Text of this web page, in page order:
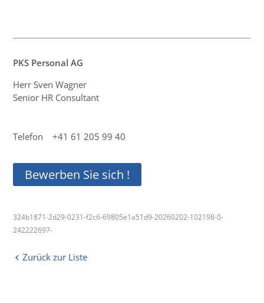
PKS Personal AG
Herr Sven Wagner
Senior HR Consultant
Telefon +41 61 205 99 40
Bewerben Sie sich !
324b1871-2d29-0231-f2c6-69805e1a51d9-20260202-102198-0-
242222697-
Zurück zur Liste